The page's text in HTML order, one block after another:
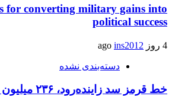
for converting military gains into
political success
4 روز ago ins2012
دسته‌بندی نشده
خط قرمز سد زاینده‌رود، ۲۳۶ میلیون مترمکعب است